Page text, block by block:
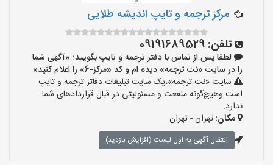
مرکز ترجمه و تایپ اندیشه طلایی
تلفن: 09191689529
لطفا پس از تماس با دفتر ترجمه و تایپ بگویید: «آگهی شما
را در سایت «نت ترجمه» دیده ام و کد «مرکز-6» را اعلام کنید»
سایت «نت ترجمه»،یک سایت تبلیغات دفاتر ترجمه و تایپ
است وهیچ‌گونه منفعت و مسئولیتی در قبال قراردادهای شما
ندارد.
مکان:تهران - تهران
انتقال آگهی به اول لیست (افزایش بازدید)